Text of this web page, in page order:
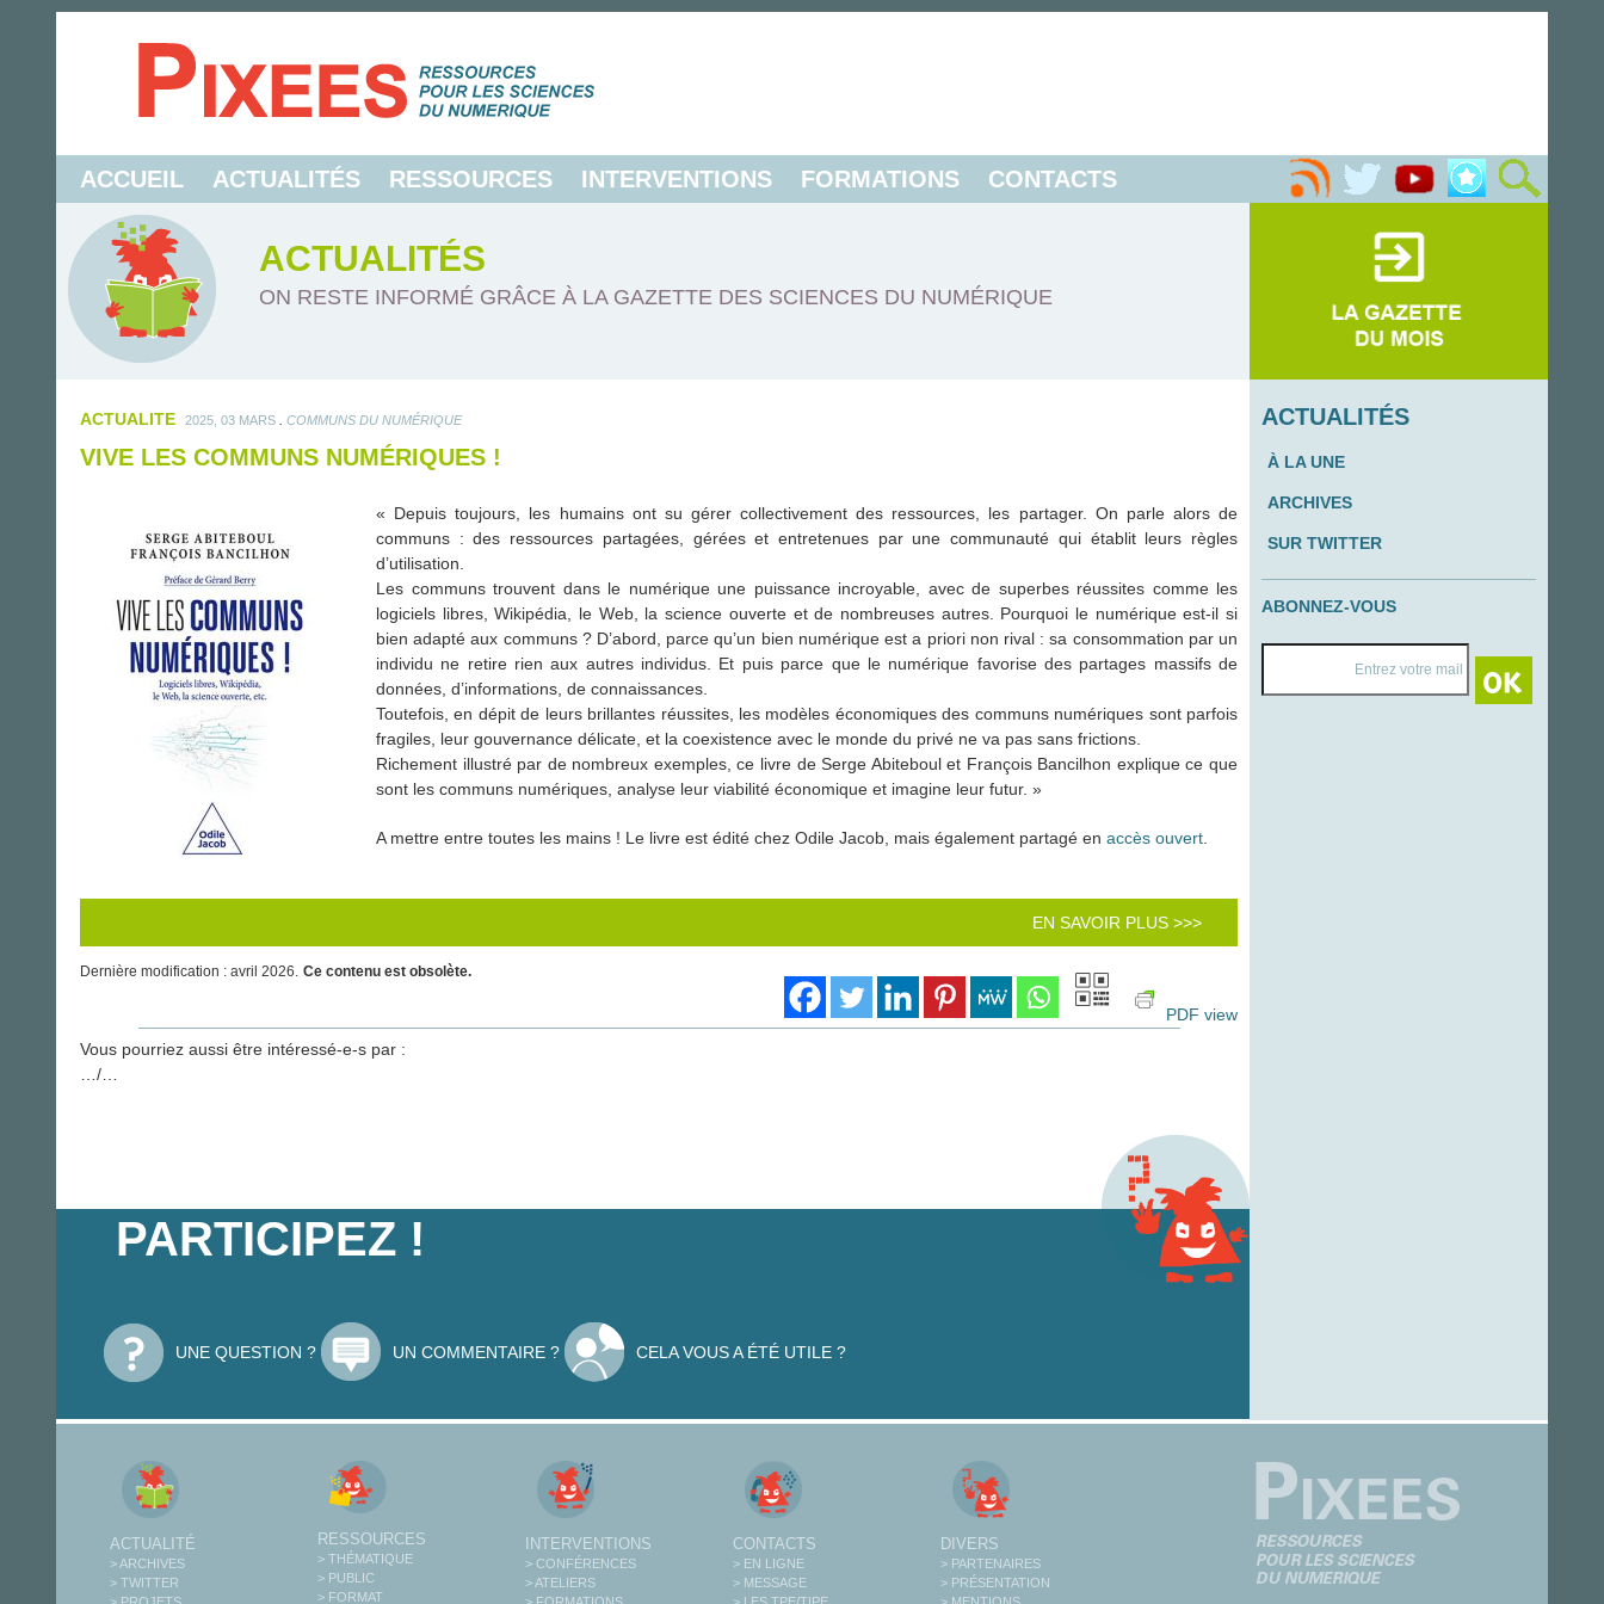
ACCUEIL ACTUALITÉS RESSOURCES INTERVENTIONS FORMATIONS CONTACTS
ACTUALITÉS
ON RESTE INFORMÉ GRÂCE À LA GAZETTE DES SCIENCES DU NUMÉRIQUE
ACTUALITE 2025, 03 MARS COMMUNS DU NUMÉRIQUE
VIVE LES COMMUNS NUMÉRIQUES !
« Depuis toujours, les humains ont su gérer collectivement des ressources, les partager. On parle alors de
communs : des ressources partagées, gérées et entretenues par une communauté qui établit leurs règles
d’utilisation.
Les communs trouvent dans le numérique une puissance incroyable, avec de superbes réussites comme les
logiciels libres, Wikipédia, le Web, la science ouverte et de nombreuses autres. Pourquoi le numérique est-il si
bien adapté aux communs ? D’abord, parce qu’un bien numérique est a priori non rival : sa consommation par un
individu ne retire rien aux autres individus. Et puis parce que le numérique favorise des partages massifs de
données, d’informations, de connaissances.
Toutefois, en dépit de leurs brillantes réussites, les modèles économiques des communs numériques sont parfois
fragiles, leur gouvernance délicate, et la coexistence avec le monde du privé ne va pas sans frictions.
Richement illustré par de nombreux exemples, ce livre de Serge Abiteboul et François Bancilhon explique ce que
sont les communs numériques, analyse leur viabilité économique et imagine leur futur. »
A mettre entre toutes les mains ! Le livre est édité chez Odile Jacob, mais également partagé en accès ouvert.
EN SAVOIR PLUS >>>
Dernière modification : avril 2026. Ce contenu est obsolète.
PDF view
Vous pourriez aussi être intéressé-e-s par :
…/…
PARTICIPEZ !
UNE QUESTION ? UN COMMENTAIRE ? CELA VOUS A ÉTÉ UTILE ?
ACTUALITÉS
À LA UNE
ARCHIVES
SUR TWITTER
ABONNEZ-VOUS
ACTUALITÉ
> ARCHIVES
> TWITTER
RESSOURCES
> THÉMATIQUE
> PUBLIC
> FORMAT
INTERVENTIONS
> CONFÉRENCES
> ATELIERS
CONTACTS
> EN LIGNE
> MESSAGE
DIVERS
> PARTENAIRES
> PRÉSENTATION